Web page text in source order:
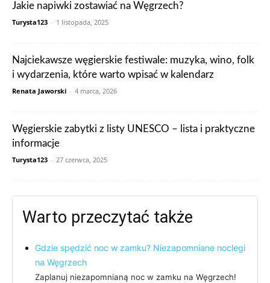
Jakie napiwki zostawiać na Węgrzech?
Turysta123 - 1 listopada, 2025
Najciekawsze węgierskie festiwale: muzyka, wino, folk
i wydarzenia, które warto wpisać w kalendarz
Renata Jaworski - 4 marca, 2026
Węgierskie zabytki z listy UNESCO – lista i praktyczne
informacje
Turysta123 - 27 czerwca, 2025
Warto przeczytać także
Gdzie spędzić noc w zamku? Niezapomniane noclegi
na Węgrzech
Zaplanuj niezapomnianą noc w zamku na Węgrzech!